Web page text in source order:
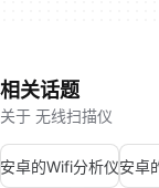
相关话题
关于 无线扫描仪
安卓的Wifi分析仪安卓